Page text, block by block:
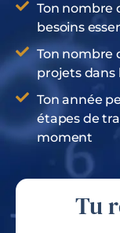
Ton nombre
besoins
Ton nombre
projets dans
Ton année
étapes de
moment
Tu